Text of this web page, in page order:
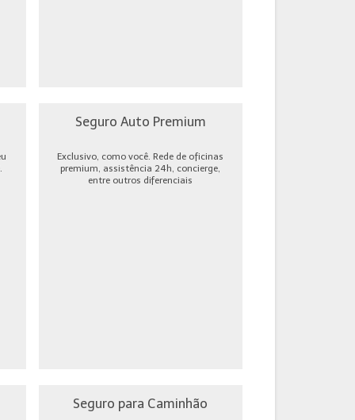
Seguro Auto Premium
Exclusivo, como você. Rede de oficinas
premium, assistência 24h, concierge,
entre outros diferenciais
Seguro para Caminhão